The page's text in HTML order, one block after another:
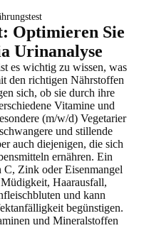
Optimieren Sie
Urinanalyse
es wichtig zu wissen, was
den richtigen Nährstoffen
sich, ob sie durch ihre
Vitamine und
(m/w/d) Vegetarier
und stillende
auch diejenigen, die sich
ernähren. Ein
Zink oder Eisenmangel
Haarausfall,
und kann
begünstigen.
und Mineralstoffen